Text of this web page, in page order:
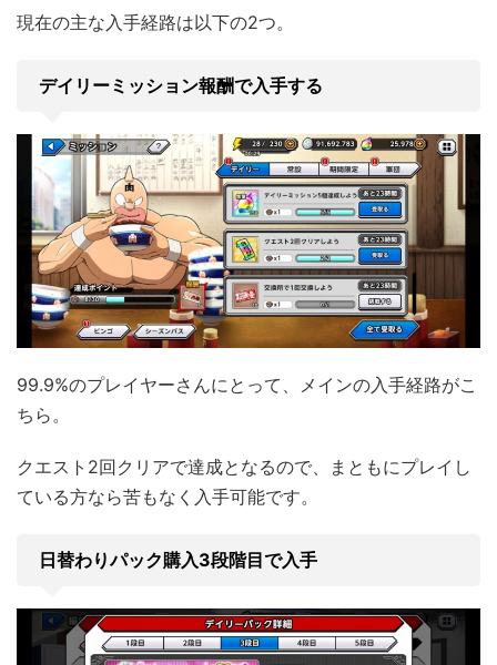
現在の主な入手経路は以下の2つ。
デイリーミッション報酬で入手する
99.9%のプレイヤーさんにとって、メインの入手経路がこ
ちら。
クエスト2回クリアで達成となるので、まともにプレイし
ている方なら苦もなく入手可能です。
日替わりパック購入3段階目で入手